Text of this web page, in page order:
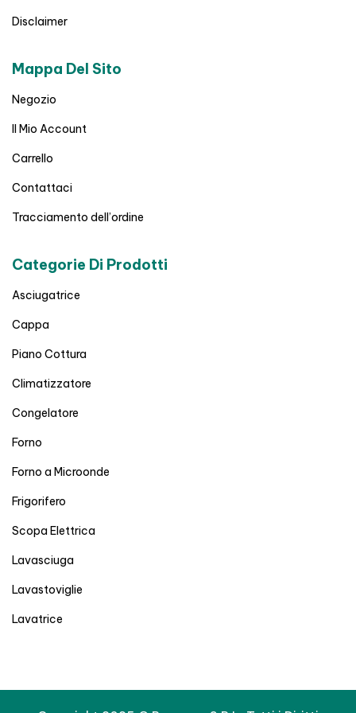
Disclaimer
Mappa Del Sito
Negozio
Il Mio Account
Carrello
Contattaci
Tracciamento dell’ordine
Categorie Di Prodotti
Asciugatrice
Cappa
Piano Cottura
Climatizzatore
Congelatore
Forno
Forno a Microonde
Frigorifero
Scopa Elettrica
Lavasciuga
Lavastoviglie
Lavatrice